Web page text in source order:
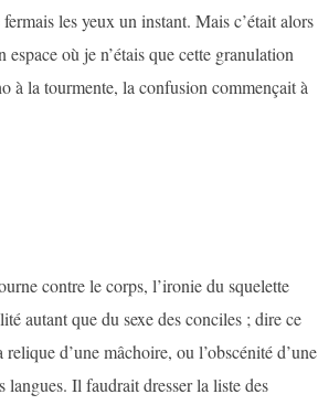
les yeux un instant. Mais c’était alors
où je n’étais que cette granulation
à la tourmente, la confusion commençait à
contre le corps, l’ironie du squelette
autant que du sexe des conciles ; dire ce
d’une mâchoire, ou l’obscénité d’une
Il faudrait dresser la liste des